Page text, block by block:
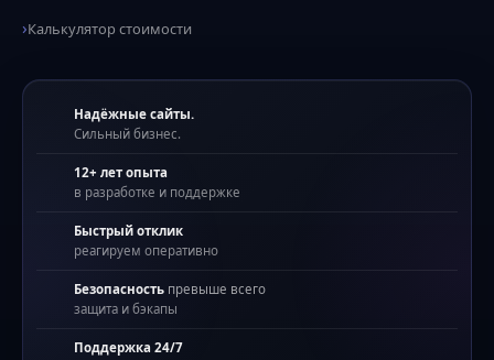
Калькулятор стоимости
Надёжные сайты.
Сильный бизнес.
12+ лет опыта
в разработке и поддержке
Быстрый отклик
реагируем оперативно
Безопасность превыше всего
защита и бэкапы
Поддержка 24/7